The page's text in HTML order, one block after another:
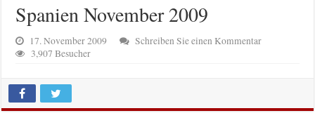
Spanien November 2009
17. November 2009
Schreiben Sie einen Kommentar
3,907 Besucher